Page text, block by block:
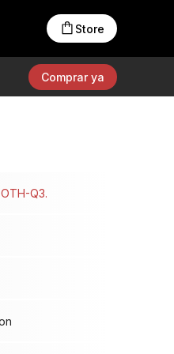
Store
Comprar ya
Q3.